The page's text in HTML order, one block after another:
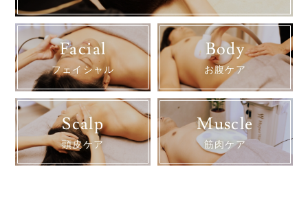
Facial
フェイシャル
Body
お腹ケア
Scalp
頭皮ケア
Muscle
筋肉ケア